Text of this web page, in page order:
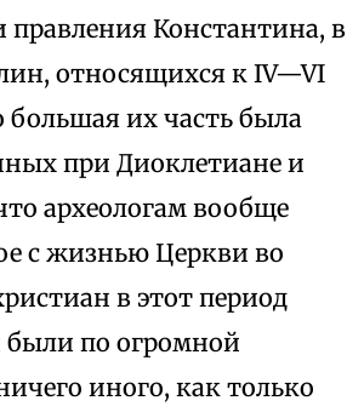
Константина, в
относящихся к IV—VI
большая их часть была
при Диоклетиане и
археологам вообще
с жизнью Церкви во
в этот период
были по огромной
иного, как только